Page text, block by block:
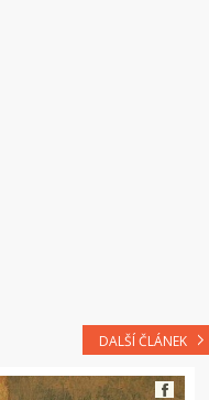
DALŠÍ ČLÁNEK